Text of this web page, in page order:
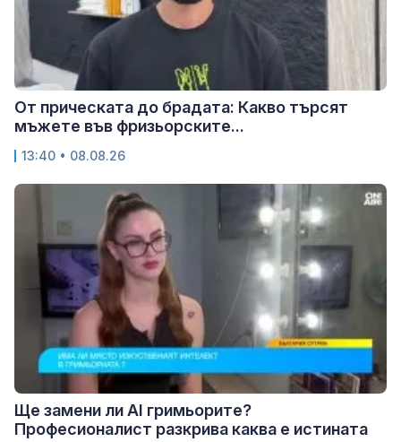
От прическата до брадата: Какво търсят
мъжете във фризьорските...
13:40 • 08.08.26
Ще замени ли AI гримьорите?
Професионалист разкрива каква е истината